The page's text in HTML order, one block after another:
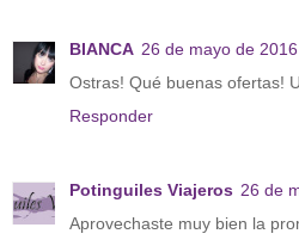
BIANCA 26 de mayo de
Ostras! Qué buenas ofertas!
Responder
Potinguiles Viajeros 26 de
Aprovechaste muy bien la